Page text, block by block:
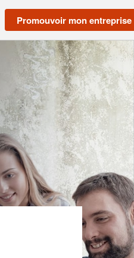
Promouvoir mon entreprise